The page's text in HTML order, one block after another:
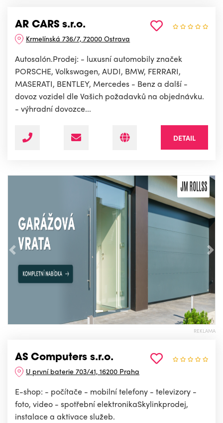
AR CARS s.r.o.
Krmelínská 736/7, 72000 Ostrava
Autosalón.Prodej: - luxusní automobily značek
PORSCHE, Volkswagen, AUDI, BMW, FERRARI,
MASERATI, BENTLEY, Mercedes - Benz a další -
dovoz vozidel dle Vašich požadavků na objednávku.
- výhradní dovozce...
DETAIL
Předchozí
REKLAMA
AS Computers s.r.o.
U první baterie 703/41, 16200 Praha
E-shop: - počítače - mobilní telefony - televizory -
foto, video - spotřební elektronikaSkylinkprodej,
instalace a aktivace služeb.